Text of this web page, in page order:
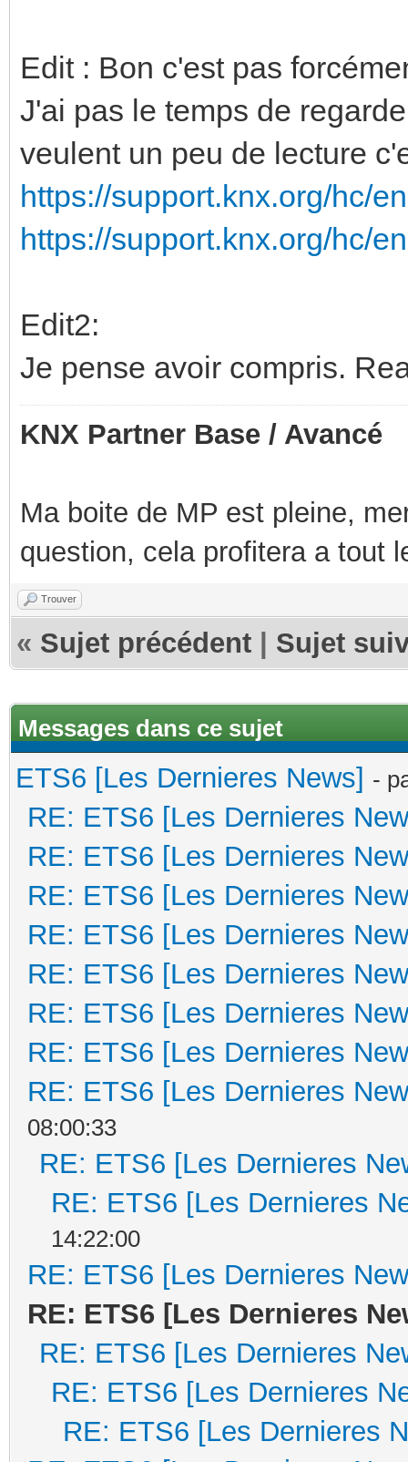
Edit : Bon c'est pas
J'ai pas le temps de
veulent un peu de lecture
https://support.knx.org/hc/
https://support.knx.org/hc/
Edit2:
Je pense avoir compris.
KNX Partner Base / Avancé
Ma boite de MP est pleine,
question, cela profitera a tout
Trouver
« Sujet précédent Sujet
Messages dans ce sujet
ETS6 [Les Dernieres News] -
RE: ETS6 [Les Dernieres
RE: ETS6 [Les Dernieres
RE: ETS6 [Les Dernieres
RE: ETS6 [Les Dernieres
RE: ETS6 [Les Dernieres
RE: ETS6 [Les Dernieres
RE: ETS6 [Les Dernieres
RE: ETS6 [Les Dernieres
08:00:33
RE: ETS6 [Les Dernieres
RE: ETS6 [Les Dernieres
14:22:00
RE: ETS6 [Les Dernieres
RE: ETS6 [Les Dernieres
RE: ETS6 [Les Dernieres
RE: ETS6 [Les Dernieres
RE: ETS6 [Les Dernieres